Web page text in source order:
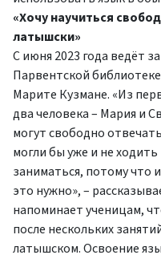
«Хочу научиться
латышски»
С июня 2023 года ведёт
Парвентской
Марите Кузмане. «Из
два человека – Мария и
могут свободно
могли бы уже и не
заниматься, потому что
это нужно», –
напоминает ученицам,
после нескольких
латышском. Освоение